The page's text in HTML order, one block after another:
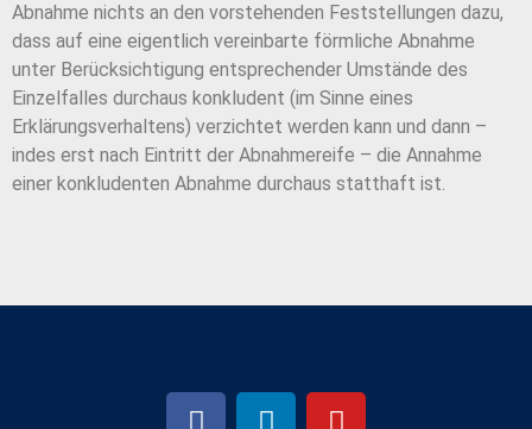
Abnahme nichts an den vorstehenden Feststellungen dazu,
dass auf eine eigentlich vereinbarte förmliche Abnahme
unter Berücksichtigung entsprechender Umstände des
Einzelfalles durchaus konkludent (im Sinne eines
Erklärungsverhaltens) verzichtet werden kann und dann –
indes erst nach Eintritt der Abnahmereife – die Annahme
einer konkludenten Abnahme durchaus statthaft ist.